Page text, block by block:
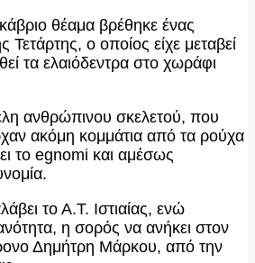
θέαμα βρέθηκε ένας
Τετάρτης, ο οποίος είχε μεταβεί
τα ελαιόδεντρα στο χωράφι
ανθρώπινου σκελετού, που
ακόμη κομμάτια από τα ρούχα
το egnomi και αμέσως
το Α.Τ. Ιστιαίας, ενώ
η σορός να ανήκει στον
Δημήτρη Μάρκου, από την